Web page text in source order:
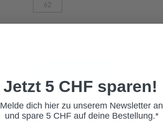
62
Jetzt 5 CHF sparen!
Melde dich hier zu unserem Newsletter an
und spare 5 CHF auf deine Bestellung.*